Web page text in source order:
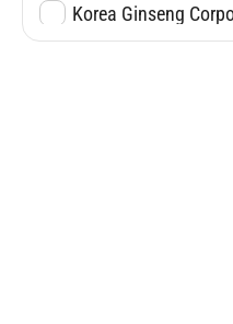
Korea Ginseng